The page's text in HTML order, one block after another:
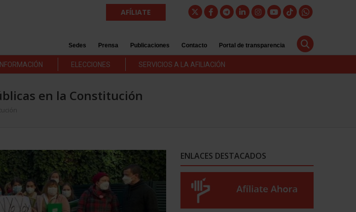
AFÍLIATE
Sedes Prensa Publicaciones Contacto Portal de transparencia
INFORMACIÓN ELECCIONES SERVICIOS A LA AFILIACIÓN
en la Constitución
ENLACES DESTACADOS